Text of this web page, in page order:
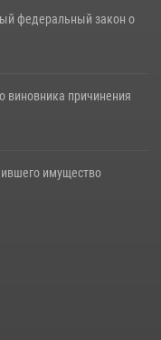
федеральный закон о
виновника причинения
имущество